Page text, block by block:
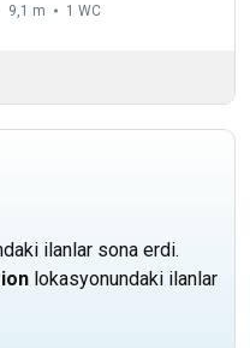
9,1 m 1 WC
ilanlar sona erdi.
lokasyonundaki ilanlar